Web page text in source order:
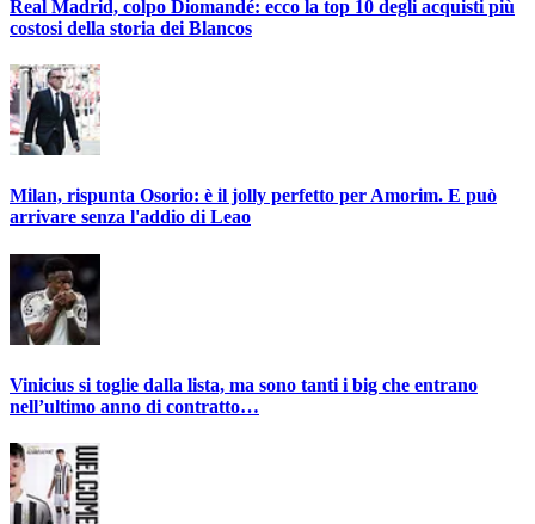
Real Madrid, colpo Diomandé: ecco la top 10 degli acquisti più
costosi della storia dei Blancos
Milan, rispunta Osorio: è il jolly perfetto per Amorim. E può
arrivare senza l'addio di Leao
Vinicius si toglie dalla lista, ma sono tanti i big che entrano
nell’ultimo anno di contratto…